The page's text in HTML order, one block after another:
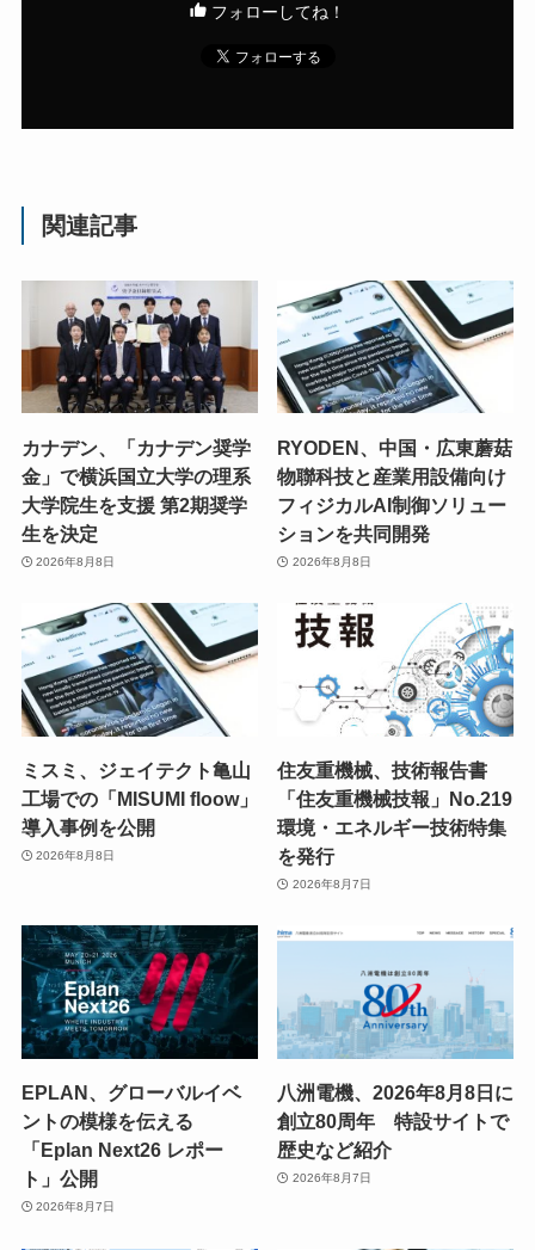
フォローしてね！
関連記事
カナデン、「カナデン奨学
金」で横浜国立大学の理系
大学院生を支援 第2期奨学
生を決定
2026年8月8日
RYODEN、中国・広東蘑菇
物聯科技と産業用設備向け
フィジカルAI制御ソリュー
ションを共同開発
2026年8月8日
ミスミ、ジェイテクト亀山
工場での「MISUMI floow」
導入事例を公開
2026年8月8日
住友重機械、技術報告書
「住友重機械技報」No.219
環境・エネルギー技術特集
を発行
2026年8月7日
EPLAN、グローバルイベ
ントの模様を伝える
「Eplan Next26 レポー
ト」公開
2026年8月7日
八洲電機、2026年8月8日に
創立80周年 特設サイトで
歴史など紹介
2026年8月7日